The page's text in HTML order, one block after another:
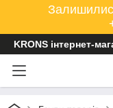
KRONS інтернет-